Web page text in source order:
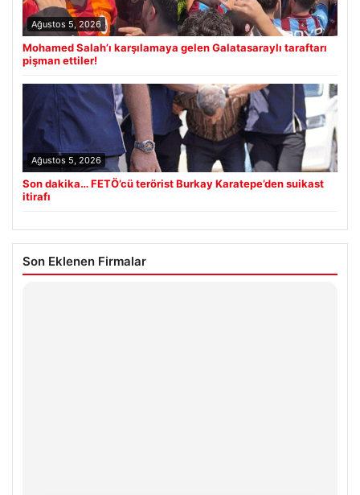
Ağustos 5, 2026
Mohamed Salah’ı karşılamaya gelen Galatasaraylı taraftarı
pişman ettiler!
Ağustos 5, 2026
Son dakika… FETÖ’cü terörist Burkay Karatepe’den suikast
itirafı
Son Eklenen Firmalar